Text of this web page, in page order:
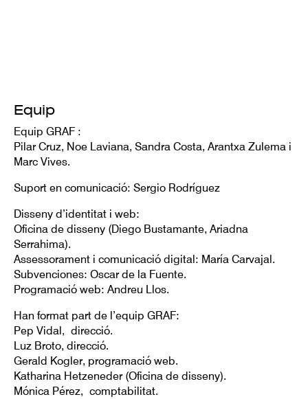
Equip
Equip GRAF :
Pilar Cruz, Noe Laviana, Sandra Costa, Arantxa Zulema i
Marc Vives.
Suport en comunicació: Sergio Rodríguez
Disseny d’identitat i web:
Oficina de disseny (Diego Bustamante, Ariadna
Serrahima).
Assessorament i comunicació digital: María Carvajal.
Subvenciones: Oscar de la Fuente.
Programació web: Andreu Llos.
Han format part de l’equip GRAF:
Pep Vidal, direcció.
Luz Broto, direcció.
Gerald Kogler, programació web.
Katharina Hetzeneder (Oficina de disseny).
Mónica Pérez, comptabilitat.